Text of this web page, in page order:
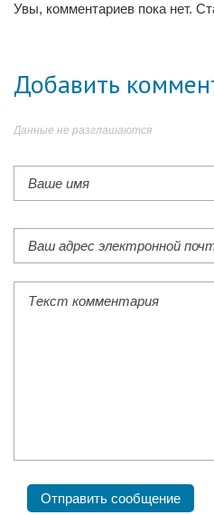
Увы, комментариев пока нет.
Добавить
Данные не разглашаются